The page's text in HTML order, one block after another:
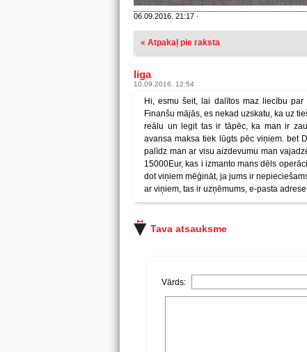
06.09.2016. 21:17 ·
« Atpakaļ pie raksta
liga
10.09.2016. 12:54
Hi, esmu šeit, lai dalītos maz liecību
Finanšu mājās, es nekad uzskatu, ka uz
reālu un legit tas ir tāpēc, ka man ir
avansa maksa tiek lūgts pēc viņiem. bet
palīdz man ar visu aizdevumu man
15000Eur, kas i izmanto mans dēls
dot viņiem mēģināt, ja jums ir
ar viņiem, tas ir uzņēmums, e-pasta
Tava atsauksme
Vārds: